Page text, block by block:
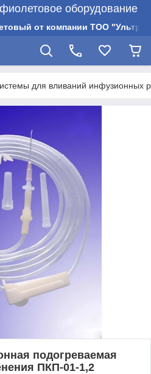
оборудование
от компании ТОО
для вливаний инфузионных
подогреваемая
ПКП-01-1,2